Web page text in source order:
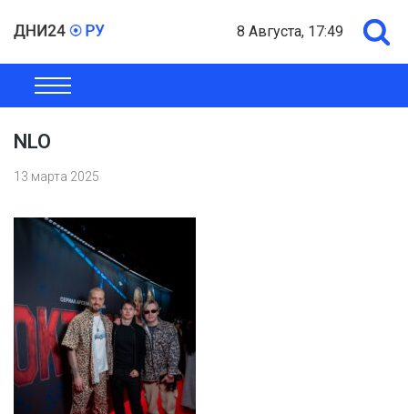
8 Августа, 17:49
ОБЩЕСТВО
NLO
13 марта 2025